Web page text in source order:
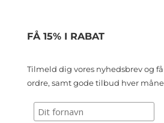
FÅ 15% I RABAT
Tilmeld dig vores nyhedsbrev og få
ordre, samt gode tilbud hver